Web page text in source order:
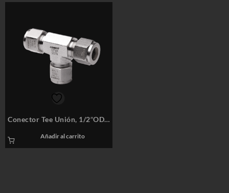
Conector Tee Unión, 1/2″ODT,
Añadir al carrito